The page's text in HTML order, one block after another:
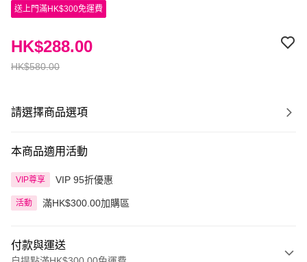
送上門滿HK$300免運費
HK$580.00
HK$288.00
請選擇商品選項
本商品適用活動
VIP尊享 VIP 95折優惠
活動 滿HK$300.00加購區
付款與運送